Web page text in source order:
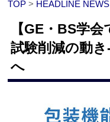
TOP > HEADLINE NEWS
【GE・BS学
試験削減の動
へ